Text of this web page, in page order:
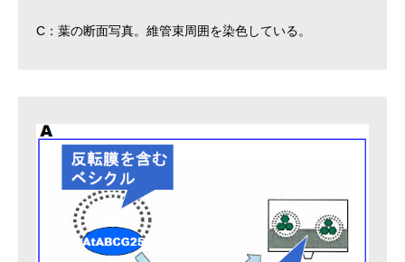
C：葉の断面写真。維管束周囲を染色している。